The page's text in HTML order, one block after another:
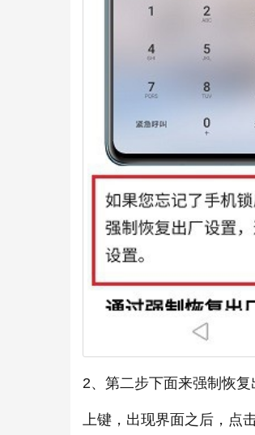
2、第二步下面来强制恢
上键，出现界面之后，点